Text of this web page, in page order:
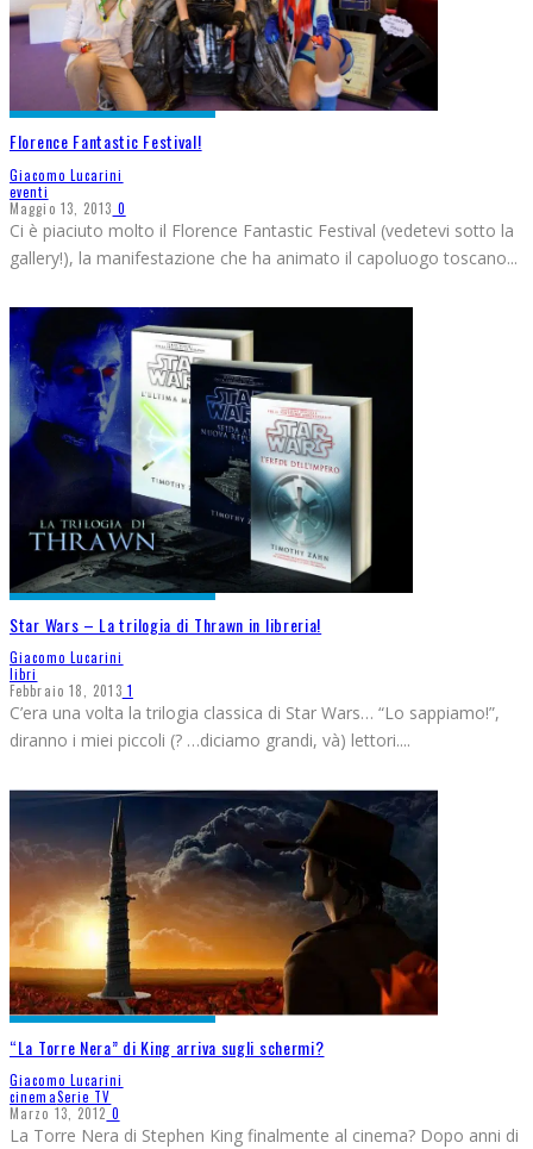
Florence Fantastic Festival!
Giacomo Lucarini
eventi
Maggio 13, 2013 0
Ci è piaciuto molto il Florence Fantastic Festival (vedetevi sotto la
gallery!), la manifestazione che ha animato il capoluogo toscano...
Star Wars – La trilogia di Thrawn in libreria!
Giacomo Lucarini
libri
Febbraio 18, 2013 1
C’era una volta la trilogia classica di Star Wars… “Lo sappiamo!”,
diranno i miei piccoli (? …diciamo grandi, và) lettori....
“La Torre Nera” di King arriva sugli schermi?
Giacomo Lucarini
cinemaSerie TV
Marzo 13, 2012 0
La Torre Nera di Stephen King finalmente al cinema? Dopo anni di